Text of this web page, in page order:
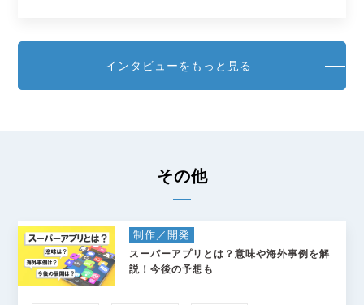
インタビューをもっと見る
その他
制作／開発
スーパーアプリとは？意味や海外事例を解
説！今後の予想も